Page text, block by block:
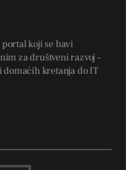
koji se bavi
za društveni razvoj –
kretanja do IT